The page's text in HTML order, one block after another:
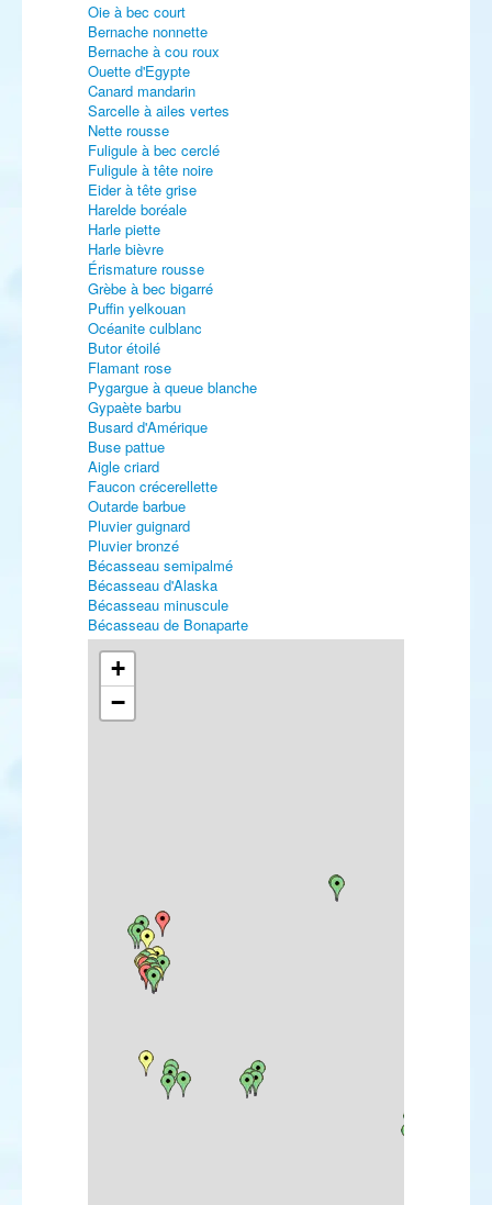
Oie à bec court
Bernache nonnette
Bernache à cou roux
Ouette d'Egypte
Canard mandarin
Sarcelle à ailes vertes
Nette rousse
Fuligule à bec cerclé
Fuligule à tête noire
Eider à tête grise
Harelde boréale
Harle piette
Harle bièvre
Érismature rousse
Grèbe à bec bigarré
Puffin yelkouan
Océanite culblanc
Butor étoilé
Flamant rose
Pygargue à queue blanche
Gypaète barbu
Busard d'Amérique
Buse pattue
Aigle criard
Faucon crécerellette
Outarde barbue
Pluvier guignard
Pluvier bronzé
Bécasseau semipalmé
Bécasseau d'Alaska
Bécasseau minuscule
Bécasseau de Bonaparte
Bécasseau tacheté
Bécassine sourde
Bartramie des champs
Chevalier à pattes jaunes
Chevalier solitaire
Petit-duc scops
Chouette hulotte
Martinet à ventre blanc
Pic à dos blanc
Pic épeichette
Pipit de Richard
Pipit à gorge rousse
Bergeronnette orientale
+
−